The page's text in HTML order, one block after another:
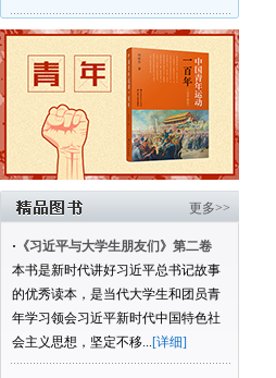
更多>>
· 《习近平与大学生朋友们》第二卷
本书是新时代讲好习近平总书记故事
的优秀读本，是当代大学生和团员青
年学习领会习近平新时代中国特色社
会主义思想，坚定不移...[详细]